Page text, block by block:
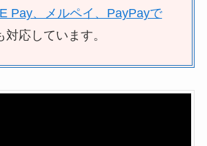
Pay、メルペイ、PayPayで
対応しています。